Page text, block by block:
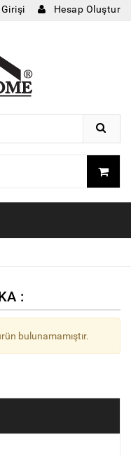
Girişi Hesap Oluştur
:
bulunamamıştır.